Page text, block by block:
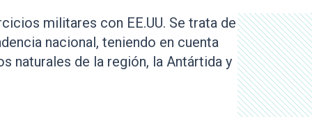
militares con EE.UU. Se trata de
nacional, teniendo en cuenta
naturales de la región, la Antártida y